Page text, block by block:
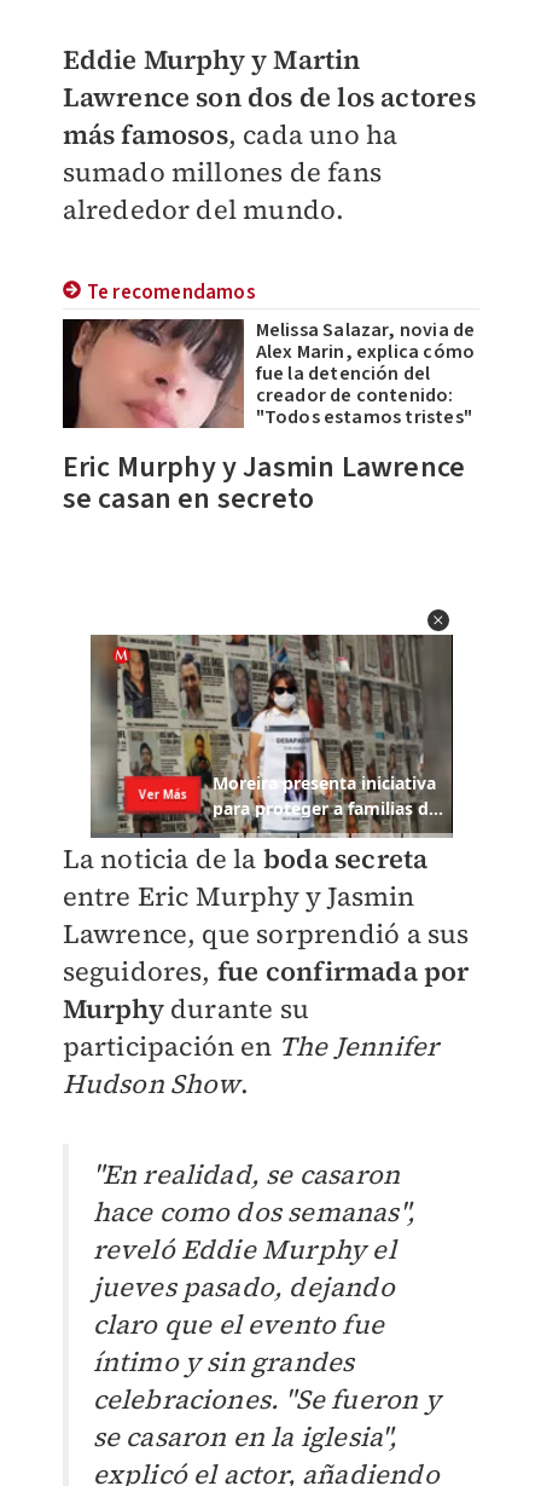
Eddie Murphy y Martin
Lawrence son dos de los actores
más famosos, cada uno ha
sumado millones de fans
alrededor del mundo.
Te recomendamos
Melissa Salazar, novia de
Alex Marin, explica cómo
fue la detención del
creador de contenido:
"Todos estamos tristes"
Eric Murphy y Jasmin Lawrence
se casan en secreto
La noticia de la boda secreta
entre Eric Murphy y Jasmin
Lawrence, que sorprendió a sus
seguidores, fue confirmada por
Murphydurante su
participación en The Jennifer
Hudson Show.
"En realidad, se casaron
hace como dos semanas",
reveló Eddie Murphy el
jueves pasado, dejando
claro que el evento fue
íntimo y sin grandes
celebraciones. "Se fueron y
se casaron en la iglesia",
explicó el actor, añadiendo